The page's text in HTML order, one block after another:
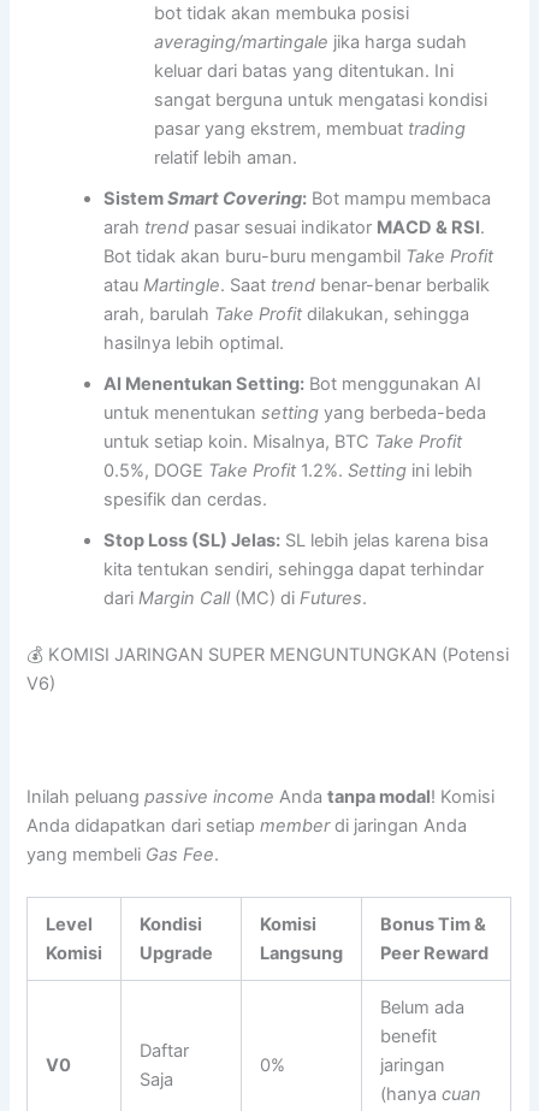
bot tidak akan membuka posisi
averaging/martingale jika harga sudah
keluar dari batas yang ditentukan. Ini
sangat berguna untuk mengatasi kondisi
pasar yang ekstrem, membuat trading
relatif lebih aman.
SistemSmart Covering: Bot mampu membaca
arah trend pasar sesuai indikator MACD & RSI.
Bot tidak akan buru-buru mengambil Take Profit
atauMartingle. Saat trend benar-benar berbalik
arah, barulah Take Profit dilakukan, sehingga
hasilnya lebih optimal.
AI Menentukan Setting: Bot menggunakan AI
untuk menentukansetting yang berbeda-beda
untuk setiap koin. Misalnya, BTC Take Profit
0.5%, DOGE Take Profit 1.2%.Setting ini lebih
spesifik dan cerdas.
Stop Loss (SL) Jelas: SL lebih jelas karena bisa
kita tentukan sendiri, sehingga dapat terhindar
dariMargin Call(MC) diFutures.
💰 KOMISI JARINGAN SUPER MENGUNTUNGKAN (Potensi
V6)
Inilah peluangpassive income Andatanpa modal! Komisi
Anda didapatkan dari setiapmemberdi jaringan Anda
yang membeli Gas Fee.
Level
Komisi
Kondisi
Upgrade
Komisi
Langsung
Bonus Tim &
Peer Reward
V0
Daftar
Saja
0%
Belum ada
benefit
jaringan
(hanyacuan